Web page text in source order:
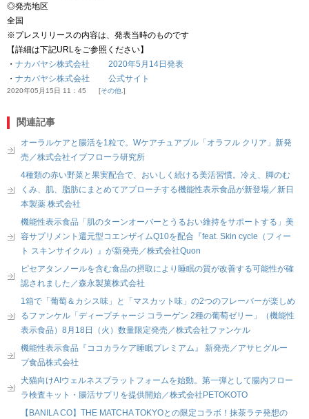
◎発売地区
全国
※プレスリリースの内容は、発表当時のものです
【詳細は下記URLをご参照ください】
・ ナカバヤシ株式会社 2020年5月14日発表
・ ナカバヤシ株式会社 公式サイト
2020年05月15日 11：45 その他.
関連記事
オーラルケアと腸活を1粒で。Wケアチュアブル「オラフル クリア」新発
売／株式会社イブフローラ研究所
4種類の赤い野菜と果実配合で、おいしく続ける美活習慣。冷え、脚のむ
くみ、肌、脂肪にまとめてアプローチする機能性表示食品が新登場／新日
本製薬 株式会社
機能性表示食品「肌のターンオーバーとうるおい維持をサポートする」美
容サプリメント還元型コエンザイムQ10を配合『feat. Skin cycle（フィー
ト スキンサイクル）』が新発売／株式会社Quon
ピセアタンノールを含む食品の摂取により睡眠の質が改善する可能性が確
認されました／森永製菓株式会社
1箱で「葡萄＆カシス味」と「マスカット味」の2つのフレーバーが楽しめ
るファンケル「ディープチャージ コラーゲン 2種の葡萄ゼリー」（機能性
表示食品）8月18日（火）数量限定発売／株式会社ファンケル
機能性表示食品『ココカラケア睡眠プレミアム』 新発売／アサヒグルー
プ食品株式会社
犬猫向けAIウェルネスプラットフォームを始動。第一弾として腸内フロー
ラ検査キット・腸活サプリを提供開始／株式会社PETOKOTO
【BANILA CO】THE MATCHA TOKYOとの限定コラボ！抹茶ラテ発想の